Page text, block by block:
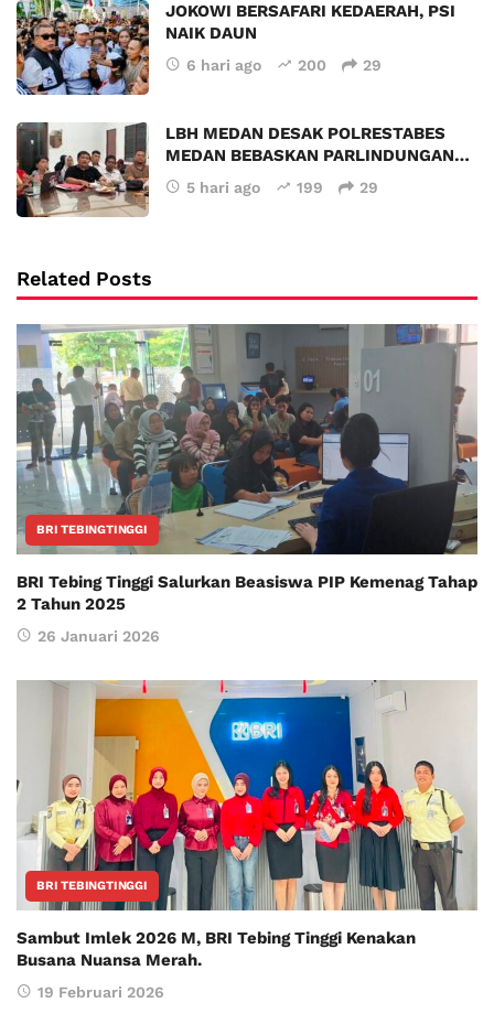
JOKOWI BERSAFARI KEDAERAH, PSI
NAIK DAUN
6 hari ago 200 29
LBH MEDAN DESAK POLRESTABES
MEDAN BEBASKAN PARLINDUNGAN…
5 hari ago 199 29
Related Posts
BRI TEBINGTINGGI
BRI Tebing Tinggi Salurkan Beasiswa PIP Kemenag Tahap
2 Tahun 2025
26 Januari 2026
BRI TEBINGTINGGI
Sambut Imlek 2026 M, BRI Tebing Tinggi Kenakan
Busana Nuansa Merah.
19 Februari 2026